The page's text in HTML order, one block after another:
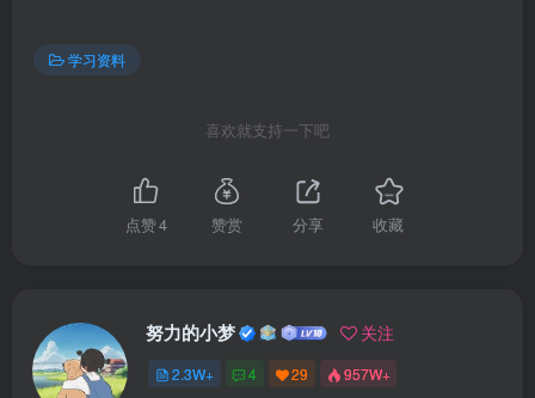
学习资料
喜欢就支持一下吧
点赞4 赞赏 分享 收藏
努力的小梦 关注
2.3W+ 4 29 957W+